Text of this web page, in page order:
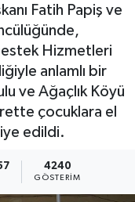
Fatih Papiş ve
Hizmetleri
anlamlı bir
ve Ağaçlık Köyü
çocuklara el
edildi.
4240
GÖSTERIM